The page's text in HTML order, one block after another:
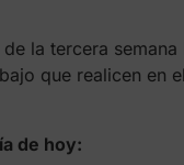
de la tercera semana
que realicen en el
de hoy: